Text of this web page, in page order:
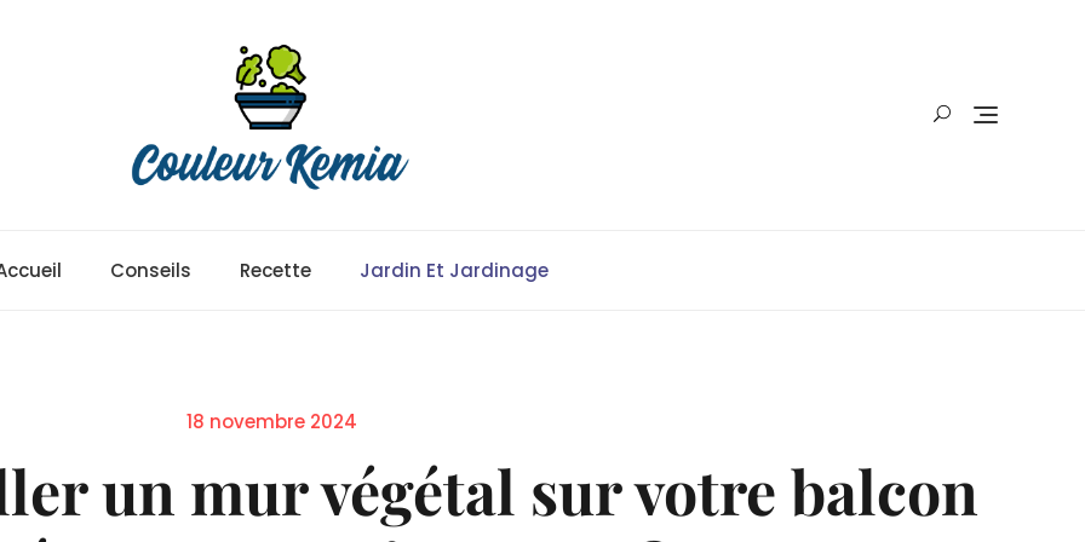
Conseils Recette Jardin Et Jardinage
Posted
18 novembre 2024
un mur végétal sur votre balcon